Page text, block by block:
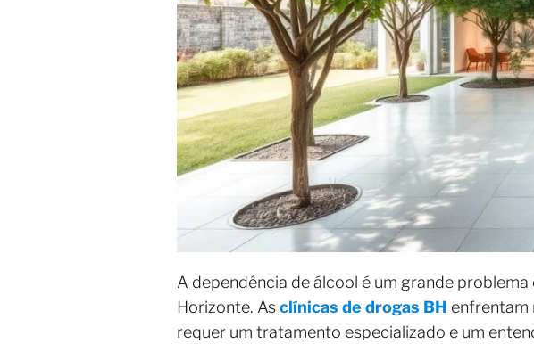
A dependência de álcool é um grande
Horizonte. Asclínicas de drogas BH enfrentam
requer um tratamento especializado e um